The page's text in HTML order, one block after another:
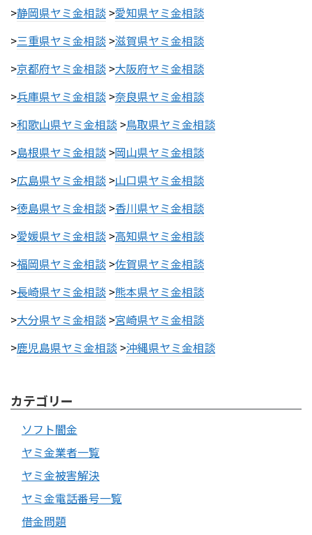
>静岡県ヤミ金相談 >愛知県ヤミ金相談
>三重県ヤミ金相談 >滋賀県ヤミ金相談
>京都府ヤミ金相談 >大阪府ヤミ金相談
>兵庫県ヤミ金相談 >奈良県ヤミ金相談
>和歌山県ヤミ金相談 >鳥取県ヤミ金相談
>島根県ヤミ金相談 >岡山県ヤミ金相談
>広島県ヤミ金相談 >山口県ヤミ金相談
>徳島県ヤミ金相談 >香川県ヤミ金相談
>愛媛県ヤミ金相談 >高知県ヤミ金相談
>福岡県ヤミ金相談 >佐賀県ヤミ金相談
>長崎県ヤミ金相談 >熊本県ヤミ金相談
>大分県ヤミ金相談 >宮崎県ヤミ金相談
>鹿児島県ヤミ金相談 >沖縄県ヤミ金相談
カテゴリー
ソフト闇金
ヤミ金業者一覧
ヤミ金被害解決
ヤミ金電話番号一覧
借金問題